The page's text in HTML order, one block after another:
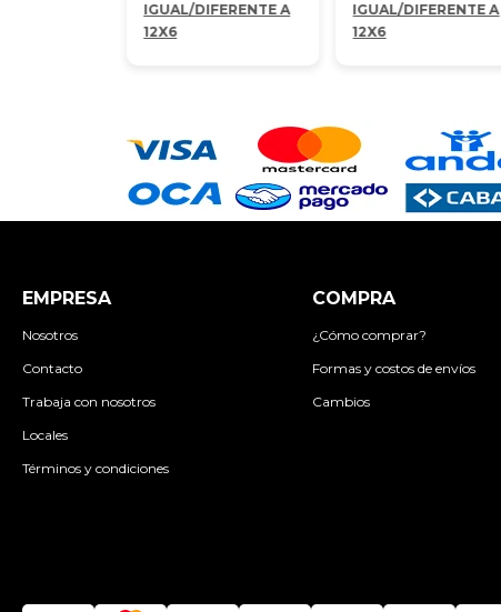
IGUAL/DIFERENTE A
12X6
IGUAL/DIFERENTE A
12X6
EMPRESA
Nosotros
Contacto
Trabaja con nosotros
Locales
Términos y condiciones
COMPRA
¿Cómo comprar?
Formas y costos de envíos
Cambios